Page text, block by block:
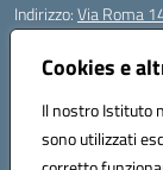
Cookies e
Il nostro Istituto
sono utilizzati
Indirizzo:Via Roma
Centralino:
Posta elettronica
Codice fiscale:
Codice
Codice Indice delle